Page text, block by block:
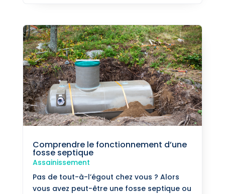
Comprendre le fonctionnement d’une
fosse septique
Assainissement
Pas de tout-à-l’égout chez vous ? Alors
vous avez peut-être une fosse septique ou